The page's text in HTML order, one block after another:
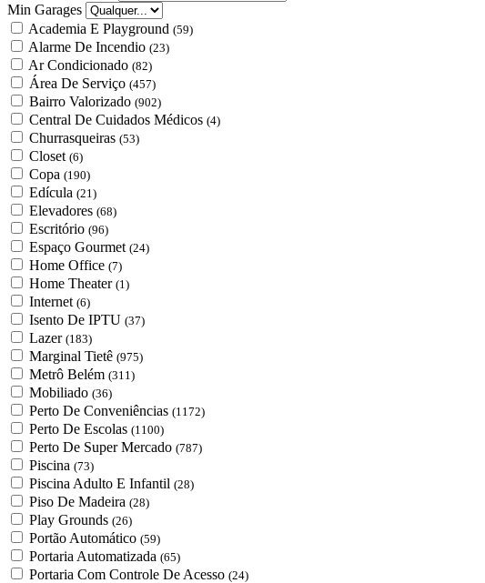
Min Garages
Academia E Playground (59)
Alarme De Incendio (23)
Ar Condicionado (82)
Área De Serviço (457)
Bairro Valorizado (902)
Central De Cuidados Médicos (4)
Churrasqueiras (53)
Closet (6)
Copa (190)
Edícula (21)
Elevadores (68)
Escritório (96)
Espaço Gourmet (24)
Home Office (7)
Home Theater (1)
Internet (6)
Isento De IPTU (37)
Lazer (183)
Marginal Tietê (975)
Metrô Belém (311)
Mobiliado (36)
Perto De Conveniências (1172)
Perto De Escolas (1100)
Perto De Super Mercado (787)
Piscina (73)
Piscina Adulto E Infantil (28)
Piso De Madeira (28)
Play Grounds (26)
Portão Automático (59)
Portaria Automatizada (65)
Portaria Com Controle De Acesso (24)